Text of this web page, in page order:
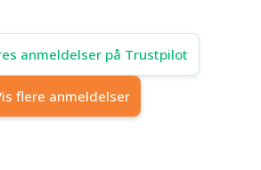
anmeldelser på Trustpilot
flere anmeldelser